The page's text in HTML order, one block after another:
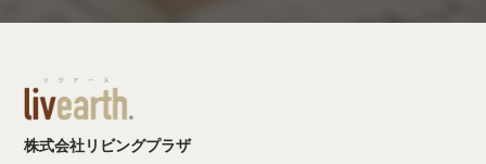
株式会社リビングプラザ